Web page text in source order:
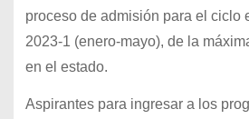
proceso de admisión para el ciclo
2023-1 (enero-mayo), de la
en el estado.
Aspirantes para ingresar a los